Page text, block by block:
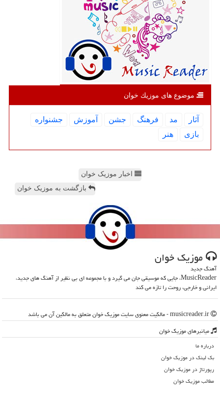
موضوع های موزیك خوان
آثار مد فرهنگ جشن آموزش
جشنواره
بازی
هنر
اخبار موزیک خوان
بازگشت به موزیک خوان
موزیك خوان
آهنگ جدید
MusicReader، جایی که موسیقی جان می گیرد و با مجموعه ای بی نظیر از آهنگ های جدید،
ایرانی و خارجی، روحت را تازه می کند
میانبرهای موزیك خوان
درباره ما
بک لینک در موزیك خوان
رپورتاژ در موزیك خوان
مطالب موزیك خوان